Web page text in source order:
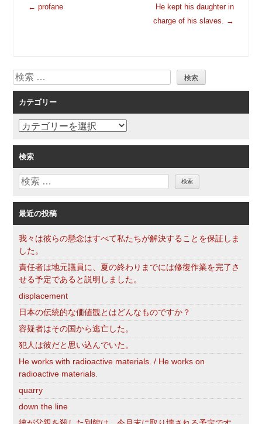
投
ー
シ
ョ
ン
← profane
He kept his daughter in
charge of his slaves. →
検
索
カテゴリー
カ
ゴ
リ
ー
検索
検
最近の投稿
我々は彼らの懸念はすべて私たちが解決することを保証しま
した。
責任者は地元議員に、夏の終わりまでには修復作業を完了さ
せる予定であると説明しました。
displacement
日本の伝統的な価値観とはどんなものですか？
容疑者はその国から逃亡した。
犯人は彼だと思い込んでいた。
He works with radioactive materials. / He works on
radioactive materials.
quarry
down the line